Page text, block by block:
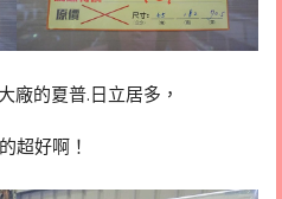
廠的夏普.日立居多，
超好啊！